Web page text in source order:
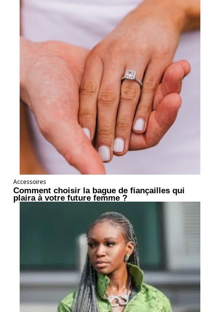
Accessoires
Comment choisir la bague de fiançailles qui
plaira à votre future femme ?